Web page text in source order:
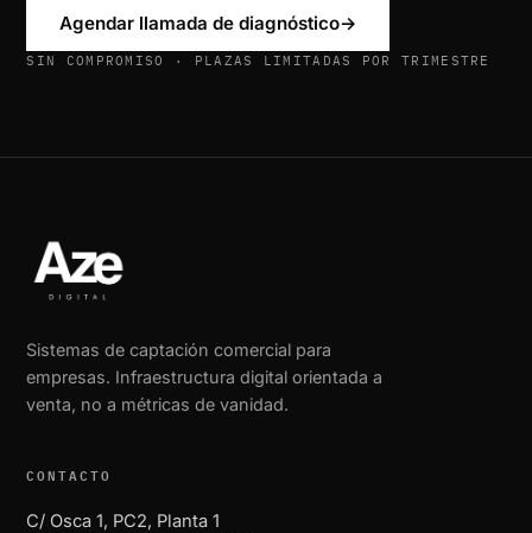
Agendar llamada de diagnóstico→
SIN COMPROMISO · PLAZAS LIMITADAS POR TRIMESTRE
Sistemas de captación comercial para
empresas. Infraestructura digital orientada a
venta, no a métricas de vanidad.
CONTACTO
C/ Osca 1, PC2, Planta 1